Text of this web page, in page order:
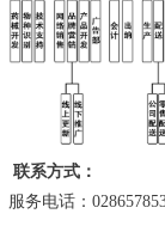
联系方式：
服务电话：